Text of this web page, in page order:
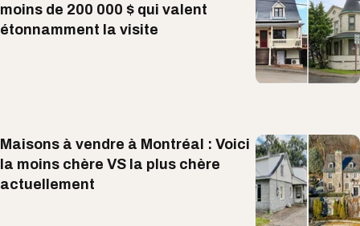
moins de 200 000 $ qui valent
étonnamment la visite
Maisons à vendre à Montréal : Voici
la moins chère VS la plus chère
actuellement